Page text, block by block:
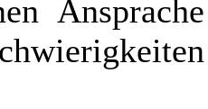
Ansprache